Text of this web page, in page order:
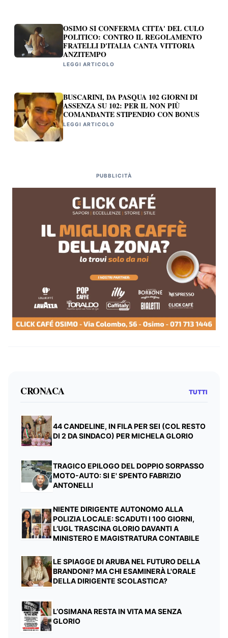
OSIMO SI CONFERMA CITTA' DEL CULO
POLITICO: CONTRO IL REGOLAMENTO
FRATELLI D'ITALIA CANTA VITTORIA
ANZITEMPO
LEGGI ARTICOLO
BUSCARINI, DA PASQUA 102 GIORNI DI
ASSENZA SU 102: PER IL NON PIÙ
COMANDANTE STIPENDIO CON BONUS
LEGGI ARTICOLO
PUBBLICITÀ
CRONACA TUTTI
44 CANDELINE, IN FILA PER SEI (COL RESTO
DI 2 DA SINDACO) PER MICHELA GLORIO
TRAGICO EPILOGO DEL DOPPIO SORPASSO
MOTO-AUTO: SI E' SPENTO FABRIZIO
ANTONELLI
NIENTE DIRIGENTE AUTONOMO ALLA
POLIZIA LOCALE: SCADUTI I 100 GIORNI,
L’UGL TRASCINA GLORIO DAVANTI A
MINISTERO E MAGISTRATURA CONTABILE
LE SPIAGGE DI ARUBA NEL FUTURO DELLA
BRANDONI? MA CHI ESAMINERÀ L'ORALE
DELLA DIRIGENTE SCOLASTICA?
L’OSIMANA RESTA IN VITA MA SENZA
GLORIO